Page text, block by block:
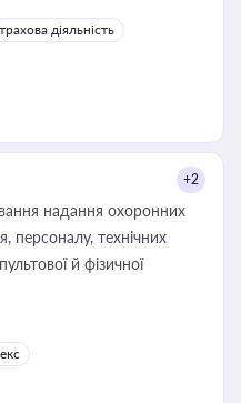
діяльність
+2
надання охоронних
персоналу, технічних
й фізичної